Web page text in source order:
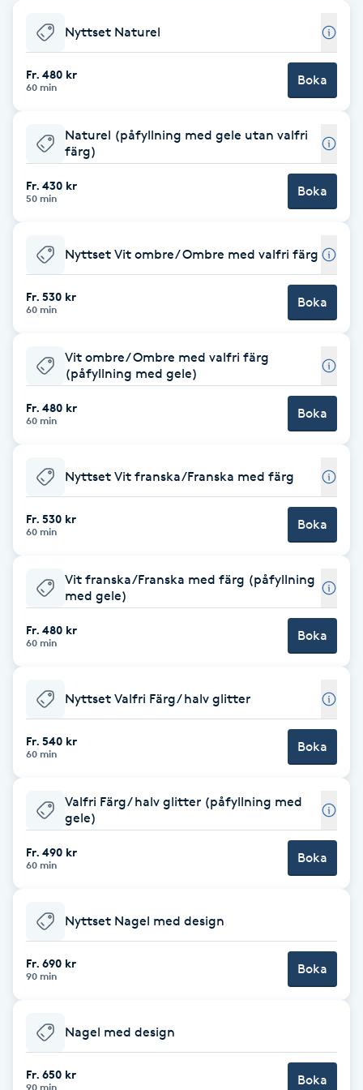
Babylights
Balayage
Barber
BIAB
Blowout
Brynfärgning
Brynplockning
Bröllopsuppsättning
C
Celluliter
Coachning
Damklippning
Diamantslipning
Extensions
Extensions borttagning
Eyeliner-tatuering
Nyttset Naturel
Fr. 480 kr
60 min Boka
Naturel (påfyllning med gele utan valfri
färg)
Fr. 430 kr
50 min Boka
Nyttset Vit ombre/ Ombre med valfri färg
Fr. 530 kr
60 min Boka
Vit ombre/ Ombre med valfri färg
(påfyllning med gele)
Fr. 480 kr
60 min Boka
Nyttset Vit franska/Franska med färg
Fr. 530 kr
60 min Boka
Vit franska/Franska med färg (påfyllning
med gele)
Fr. 480 kr
60 min Boka
Nyttset Valfri Färg/ halv glitter
Fr. 540 kr
60 min Boka
Valfri Färg/ halv glitter (påfyllning med
gele)
Fr. 490 kr
60 min Boka
Nyttset Nagel med design
Fr. 690 kr
90 min Boka
Nagel med design
Fr. 650 kr
90 min Boka